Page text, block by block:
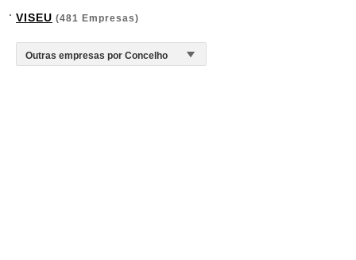
VISEU (481 Empresas)